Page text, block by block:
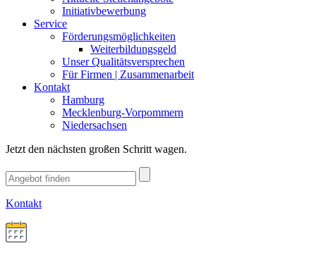
Initiativbewerbung
Service
Förderungsmöglichkeiten
Weiterbildungsgeld
Unser Qualitätsversprechen
Für Firmen | Zusammenarbeit
Kontakt
Hamburg
Mecklenburg-Vorpommern
Niedersachsen
Jetzt den nächsten großen Schritt wagen.
Kontakt